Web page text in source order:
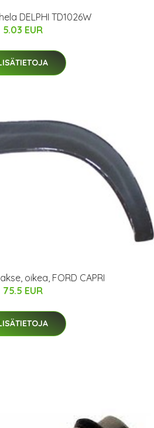
DELPHI TD1026W
5.03 EUR
oikea, FORD CAPRI
75.5 EUR